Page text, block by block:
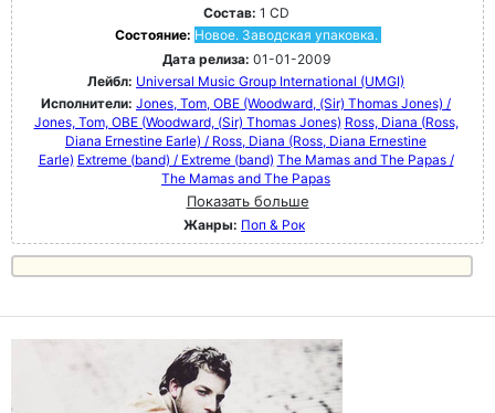
Состав: 1 CD
Состояние: Новое. Заводская упаковка.
Дата релиза: 01-01-2009
Лейбл: Universal Music Group International (UMGI)
Исполнители: Jones, Tom, OBE (Woodward, (Sir) Thomas Jones) /
Jones, Tom, OBE (Woodward, (Sir) Thomas Jones) Ross, Diana (Ross,
Diana Ernestine Earle) / Ross, Diana (Ross, Diana Ernestine
Earle) Extreme (band) / Extreme (band) The Mamas and The Papas /
The Mamas and The Papas
Показать больше
Жанры: Поп & Рок